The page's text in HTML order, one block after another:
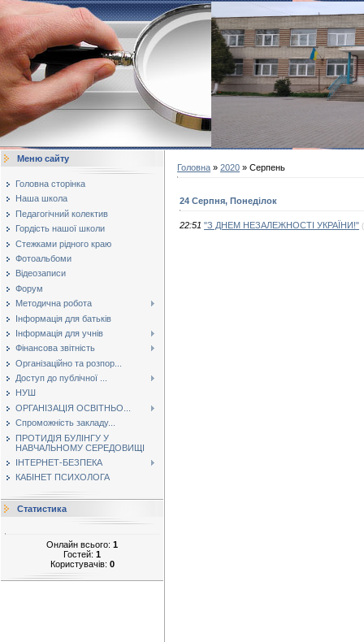
Меню сайту
Головна сторінка
Наша школа
Педагогічний колектив
Гордість нашої школи
Стежками рідного краю
Фотоальбоми
Відеозаписи
Форум
Методична робота
Інформація для батьків
Інформація для учнів
Фінансова звітність
Організаційно та розпор...
Доступ до публічної ...
НУШ
ОРГАНІЗАЦІЯ ОСВІТНЬО...
Спроможність закладу...
ПРОТИДІЯ БУЛІНГУ У
НАВЧАЛЬНОМУ СЕРЕДОВИЩІ
ІНТЕРНЕТ-БЕЗПЕКА
КАБІНЕТ ПСИХОЛОГА
Статистика
Онлайн всього: 1
Гостей: 1
Користувачів: 0
Головна » 2020 » Серпень
24 Серпня, Понеділок
22:51 "З ДНЕМ НЕЗАЛЕЖНОСТІ УКРАЇНИ!"